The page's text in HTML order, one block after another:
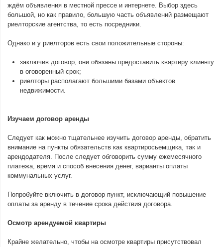
ждём объявления в местной прессе и интернете. Выбор здесь
большой, но как правило, большую часть объявлений размещают
риелторские агентства, то есть посредники.
Однако и у риелторов есть свои положительные стороны:
заключив договор, они обязаны предоставить квартиру клиенту
в оговоренный срок;
риелторы располагают большими базами объектов
недвижимости.
Изучаем договор аренды
Следует как можно тщательнее изучить договор аренды, обратить
внимание на пункты обязательств как квартиросьемщика, так и
арендодателя. После следует обговорить сумму ежемесячного
платежа, время и способ внесения денег, варианты оплаты
коммунальных услуг.
Попробуйте включить в договор пункт, исключающий повышение
оплаты за аренду в течение срока действия договора.
Осмотр арендуемой квартиры
Крайне желательно, чтобы на осмотре квартиры присутствовал